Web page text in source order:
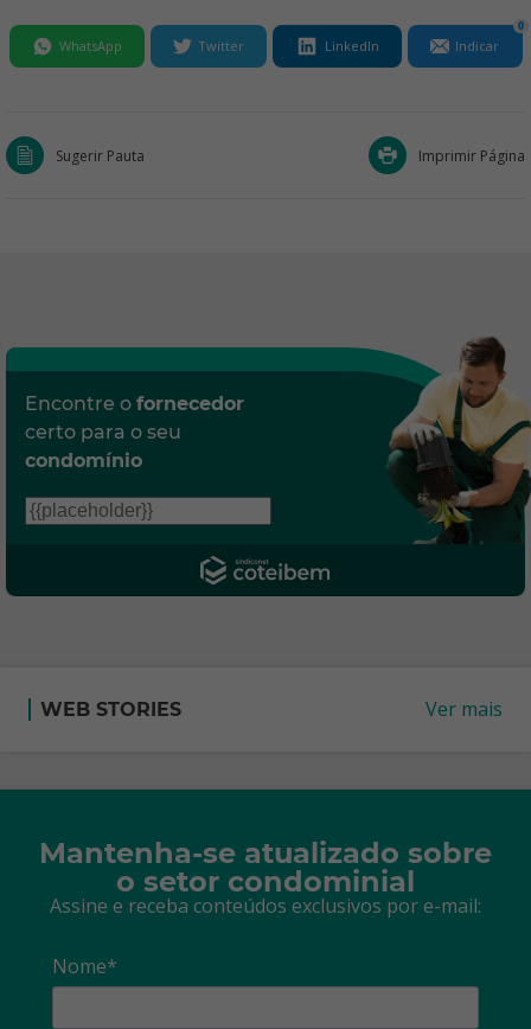
WhatsApp Twitter LinkedIn Indicar
0
Sugerir Pauta Imprimir Página
Encontre o fornecedor
certo para o seu
condomínio
WEB STORIES Ver mais
Mantenha-se atualizado sobre
o setor condominial
Assine e receba conteúdos exclusivos por e-mail:
Nome*